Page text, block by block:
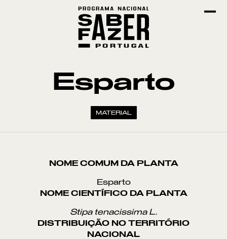
Esparto
MATERIAL
NOME COMUM DA PLANTA
Esparto
NOME CIENTÍFICO DA PLANTA
Stipa tenacissima L.
DISTRIBUIÇÃO NO TERRITÓRIO
NACIONAL